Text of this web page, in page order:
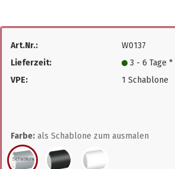
Art.Nr.:
W0137
Lieferzeit:
3 - 6 Tage *
VPE:
1 Schablone
Farbe: als Schablone zum ausmalen